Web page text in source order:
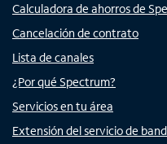
Calculadora de ahorros de
Cancelación de contrato
Lista de canales
¿Por qué Spectrum?
Servicios en tu área
Extensión del servicio de